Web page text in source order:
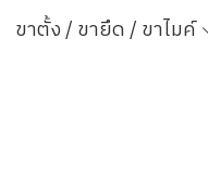
ขาตั้ง / ขายึด / ขาไมค์